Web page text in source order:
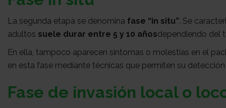
La segunda etapa se denomina fase “in situ”. Se
adultos suele durar entre 5 y 10 añosdependiendo del
En ella, tampoco aparecen síntomas o molestias en el
en esta fase mediante técnicas que permiten su
Fase de invasión local o